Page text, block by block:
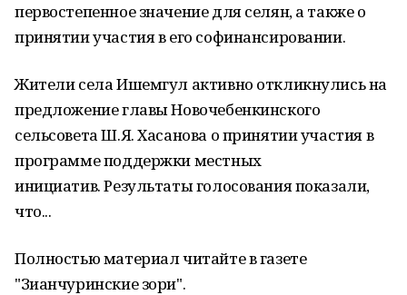
первостепенное значение для селян, а также о
принятии участия в его софинансировании.
Жители села Ишемгул активно откликнулись на
предложение главы Новочебенкинского
сельсовета Ш.Я. Хасанова о принятии участия в
программе поддержки местных
инициатив. Результаты голосования показали,
что...
Полностью материал читайте в газете
"Зианчуринские зори".